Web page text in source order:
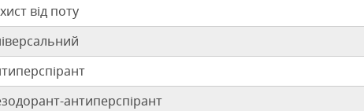
від поту
антиперспірант